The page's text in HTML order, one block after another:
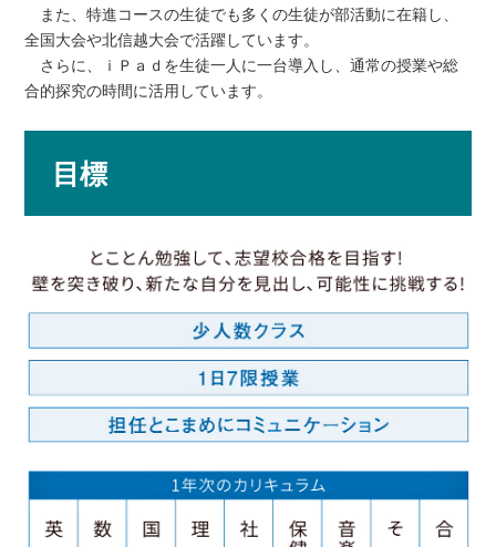
また、特進コースの生徒でも多くの生徒が部活動に在籍し、
全国大会や北信越大会で活躍しています。
さらに、ｉＰａｄを生徒一人に一台導入し、通常の授業や総
合的探究の時間に活用しています。
目標